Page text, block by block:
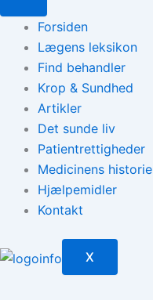
Forsiden
Lægens leksikon
Find behandler
Krop & Sundhed
Artikler
Det sunde liv
Patientrettigheder
Medicinens historie
Hjælpemidler
Kontakt
X